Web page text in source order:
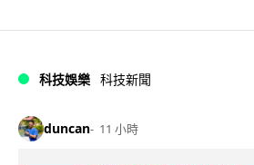
科技娛樂 科技新聞
duncan 11 小時